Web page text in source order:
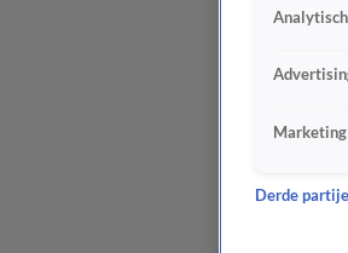
Analytisch
Marketing
Derde